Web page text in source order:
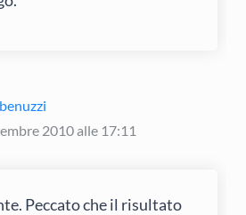
2010 alle 17:11
Peccato che il risultato